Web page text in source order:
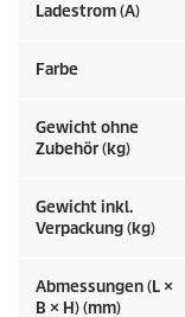
Ladestrom (A)
Farbe
Gewicht ohne
Zubehör (kg)
Gewicht inkl.
Verpackung (kg)
Abmessungen (L ×
B × H) (mm)